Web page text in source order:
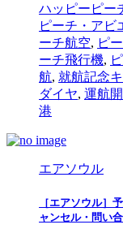
ハッピーピー
ピーチ・アビ
ーチ航空, ピ
ーチ飛行機,
航, 就航記念
ダイヤ, 運航
港
エアソウル
［エアソウル］
ャンセル・問い